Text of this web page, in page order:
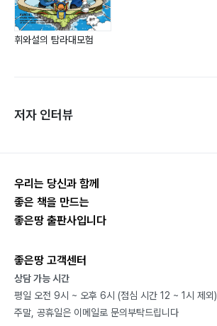
휘와설의 탐라대모험
저자 인터뷰
우리는 당신과 함께
좋은 책을 만드는
좋은땅 출판사입니다
좋은땅 고객센터
상담 가능 시간
평일 오전 9시 ~ 오후 6시 (점심 시간 12 ~ 1시 제외)
주말, 공휴일은 이메일로 문의부탁드립니다